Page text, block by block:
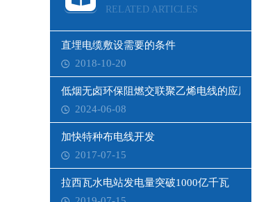
RELATED ARTICLES
直埋电缆敷设需要的条件
2018-10-20
低烟无卤环保阻燃交联聚乙烯电线的应用
2024-06-08
加快特种布电线开发
2017-07-15
拉西瓦水电站发电量突破1000亿千瓦